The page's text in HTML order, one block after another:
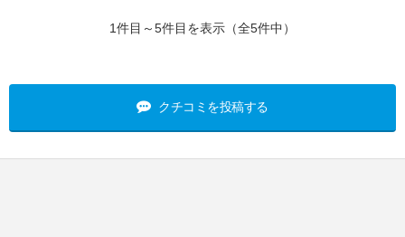
1件目～5件目を表示（全5件中）
クチコミを投稿する